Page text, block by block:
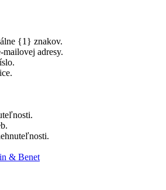
{1} znakov.
mailovej adresy.